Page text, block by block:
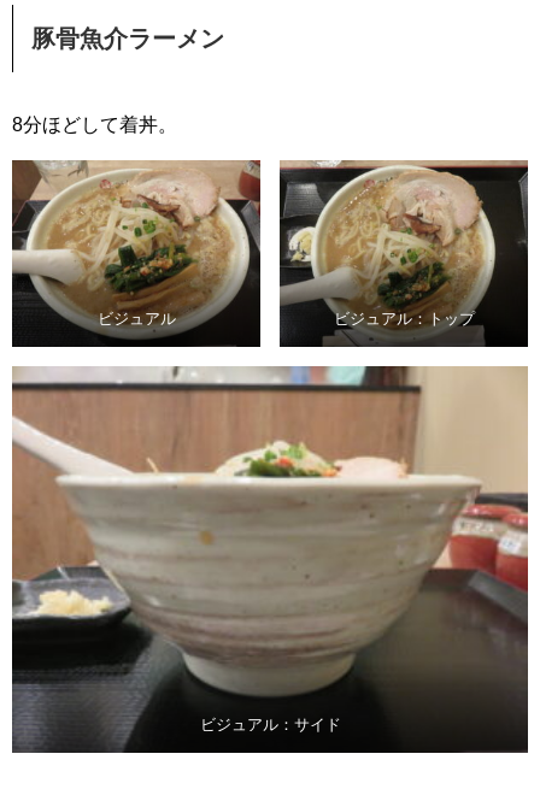
豚骨魚介ラーメン
8分ほどして着丼。
ビジュアル ビジュアル：トップ
ビジュアル：サイド